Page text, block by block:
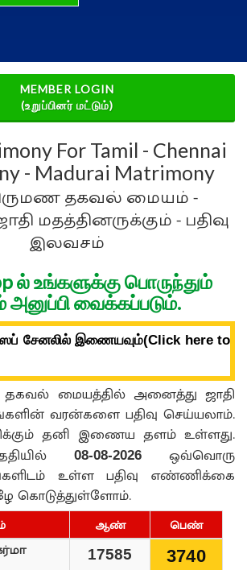
MEMBER LOGIN
(உறுப்பினர் மட்டும்)
For Tamil - Chennai
- Madurai Matrimony
தகவல் மையம் -
மதத்தினருக்கும் - பதிவு
இலவசம்
ல் உங்களுக்கு பொருந்தும்
அனுப்பி வைக்கப்படும்.
சேனலில் இணையவும்(Click here to
தகவல் மையத்தில் அனைத்து ஜாதி
வரன்களை பதிவு செய்யலாம்.
தனி இணைய தளம் உள்ளது.
08-08-2026
ஒவ்வொரு
உள்ள பதிவு எண்ணிக்கை
கொடுத்துள்ளோம்.
ஆண்
பெண்
17585 3740